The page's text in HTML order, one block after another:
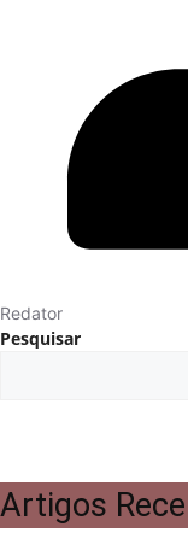
Redator
Pesquisar
Artigos